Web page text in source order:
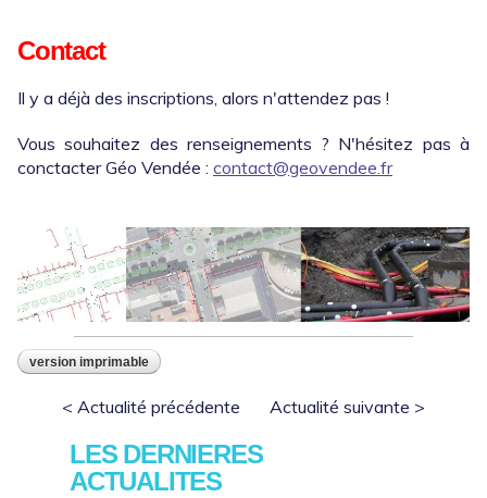
Contact
Il y a déjà des inscriptions, alors n'attendez pas !
Vous souhaitez des renseignements ? N'hésitez pas à
conctacter Géo Vendée : contact@geovendee.fr
version imprimable
< Actualité précédente Actualité suivante >
LES DERNIERES
ACTUALITES